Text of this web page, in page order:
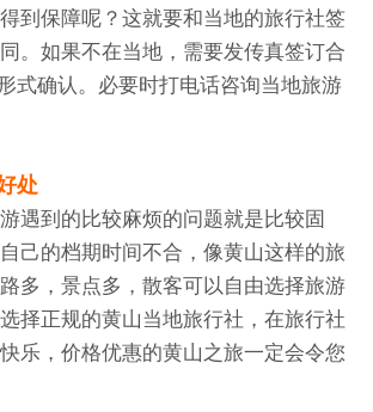
到保障呢？这就要和当地的旅行社签
。如果不在当地，需要发传真签订合
式确认。必要时打电话咨询当地旅游
处
到的比较麻烦的问题就是比较固
己的档期时间不合，像黄山这样的旅
多，景点多，散客可以自由选择旅游
择正规的黄山当地旅行社，在旅行社
乐，价格优惠的黄山之旅一定会令您